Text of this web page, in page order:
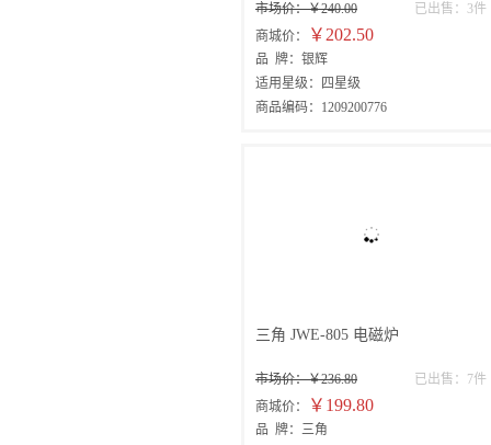
已出售：3件
市场价：￥240.00
商城价：
￥202.50
品 牌：银辉
适用星级：四星级
商品编码：1209200776
三角 JWE-805 电磁炉
已出售：7件
市场价：￥236.80
商城价：
￥199.80
品 牌：三角